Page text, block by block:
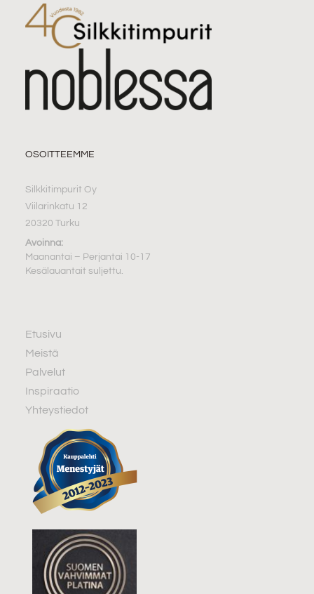
OSOITTEEMME
Silkkitimpurit Oy
Viilarinkatu 12
20320 Turku
Avoinna:
Maanantai – Perjantai 10-17
Kesälauantait suljettu.
Etusivu
Meistä
Palvelut
Inspiraatio
Yhteystiedot